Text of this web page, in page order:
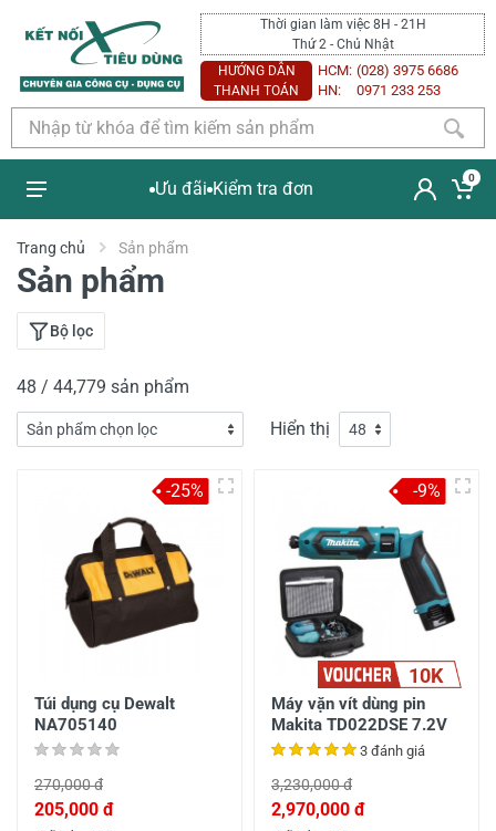
Thời gian làm việc 8H - 21H
Thứ 2 - Chủ Nhật
HƯỚNG DẪN
THANH TOÁN
HCM: (028) 3975 6686
HN:
0971 233 253
Ưu đãi Kiểm tra đơn
0
Trang chủ Sản phẩm
Sản phẩm
Bộ lọc
48 / 44,779 sản phẩm
Hiển thị
Túi dụng cụ Dewalt
NA705140
270,000 đ
205,000 đ
-25%
10K
Máy vặn vít dùng pin
Makita TD022DSE 7.2V
3 đánh giá
3,230,000 đ
2,970,000 đ
-9%